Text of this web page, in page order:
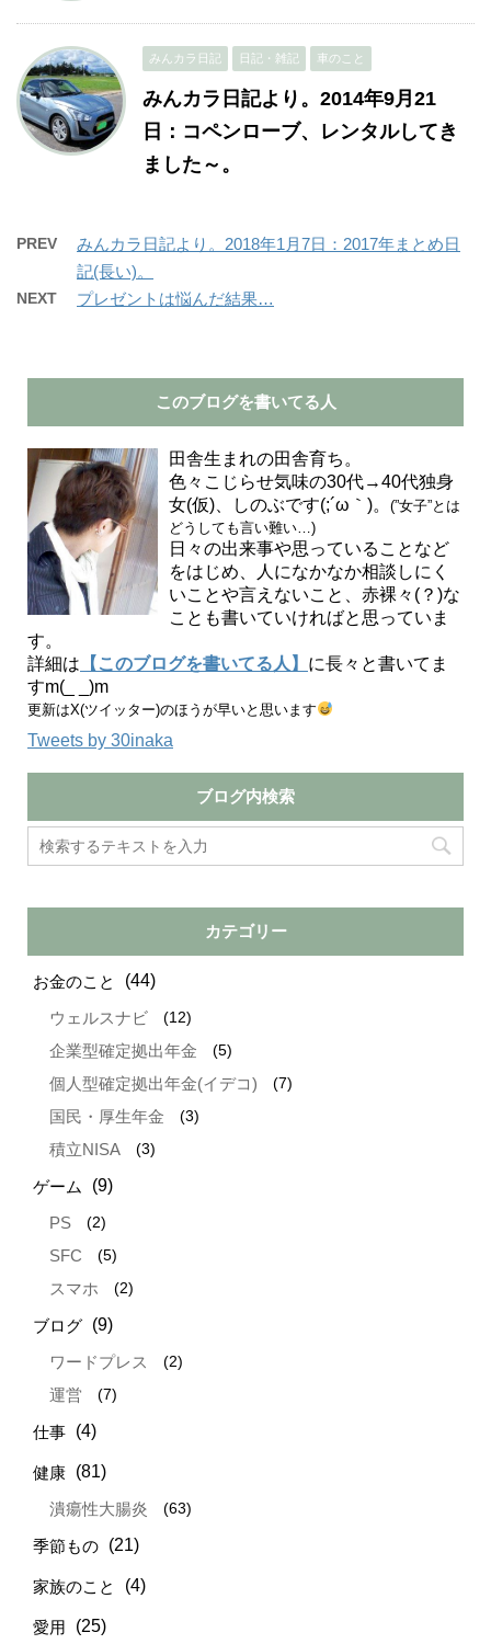
みんカラ日記 日記・雑記 車のこと
みんカラ日記より。2014年9月21
日：コペンローブ、レンタルしてき
ました～。
PREV
みんカラ日記より。2018年1月7日：2017年まとめ日
記(長い)。
NEXT プレゼントは悩んだ結果…
このブログを書いてる人
田舎生まれの田舎育ち。
色々こじらせ気味の30代→40代独身
女(仮)、しのぶです(;´ω｀)。(”女子”とは
どうしても言い難い…)
日々の出来事や思っていることなど
をはじめ、人になかなか相談しにく
いことや言えないこと、赤裸々(？)な
ことも書いていければと思っていま
す。
詳細は 【このブログを書いてる人】 に長々と書いてま
すm(_ _)m
更新はX(ツイッター)のほうが早いと思います
Tweets by 30inaka
ブログ内検索
カテゴリー
お金のこと (44)
ウェルスナビ (12)
企業型確定拠出年金 (5)
個人型確定拠出年金(イデコ) (7)
国民・厚生年金 (3)
積立NISA (3)
ゲーム (9)
PS (2)
SFC (5)
スマホ (2)
ブログ (9)
ワードプレス (2)
運営 (7)
仕事 (4)
健康 (81)
潰瘍性大腸炎 (63)
季節もの (21)
家族のこと (4)
愛用 (25)